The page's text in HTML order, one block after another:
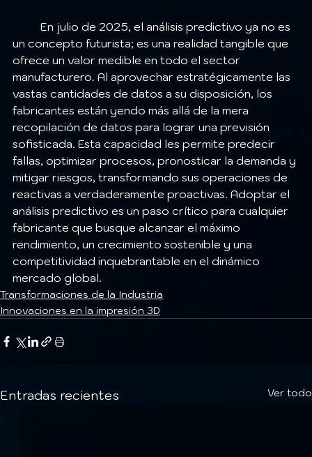
un concepto futurista; es una realidad tangible que
ofrece un valor medible en todo el sector
manufacturero. Al aprovechar estratégicamente las
vastas cantidades de datos a su disposición, los
fabricantes están yendo más allá de la mera
recopilación de datos para lograr una previsión
sofisticada. Esta capacidad les permite predecir
fallas, optimizar procesos, pronosticar la demanda y
mitigar riesgos, transformando sus operaciones de
reactivas a verdaderamente proactivas. Adoptar el
análisis predictivo es un paso crítico para cualquier
fabricante que busque alcanzar el máximo
rendimiento, un crecimiento sostenible y una
competitividad inquebrantable en el dinámico
mercado global.
Transformaciones de la Industria
Innovaciones en la impresión 3D
Entradas recientes Ver todo